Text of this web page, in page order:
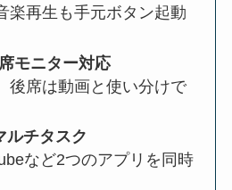
再生も手元ボタン起動
モニター対応
後席は動画と使い分けで
ルチタスク
など2つのアプリを同時